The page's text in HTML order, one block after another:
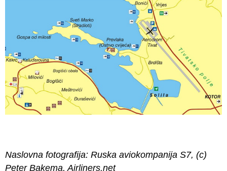
Naslovna fotografija: Ruska aviokompanija S7, (c)
Peter Bakema, Airliners.net